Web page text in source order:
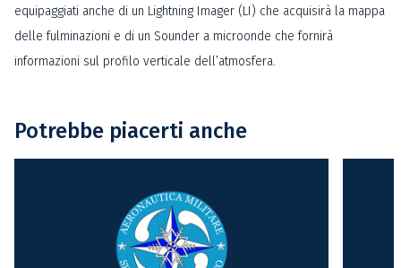
equipaggiati anche di un Lightning Imager (LI) che acquisirà la mappa
delle fulminazioni e di un Sounder a microonde che fornirà
informazioni sul profilo verticale dell’atmosfera.
Potrebbe piacerti anche